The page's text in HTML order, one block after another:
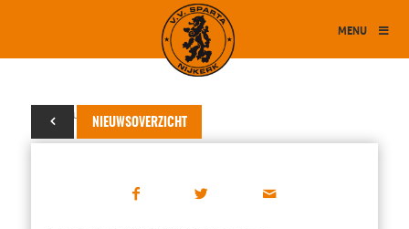
MENU
NIEUWSOVERZICHT
04 februari 2015